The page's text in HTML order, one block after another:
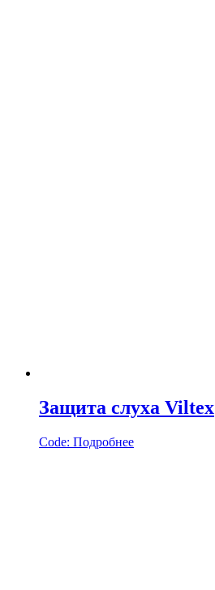
Защита слуха Viltex
Code: Подробнее